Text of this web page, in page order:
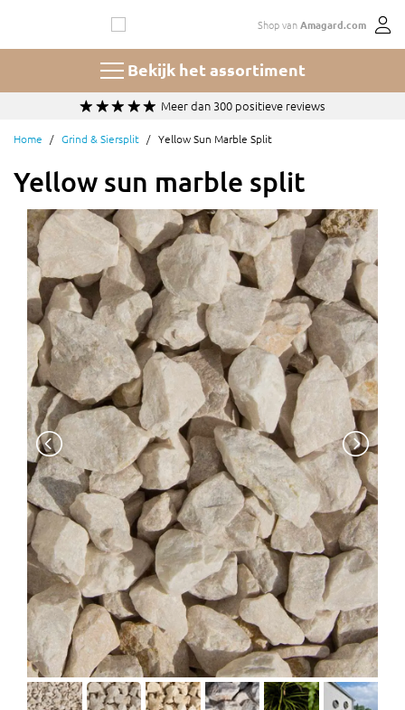
de
Shop vanAmagard.com
Bekijk het assortiment
Meer dan 300 positieve reviews
Home Grind & Siersplit Yellow Sun Marble Split
Yellow sun marble split